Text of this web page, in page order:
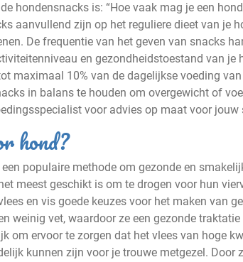
hondensnacks is: “Hoe vaak mag je een
aanvullend zijn op het reguliere dieet van je
De frequentie van het geven van snacks
en gezondheidstoestand van je
maximaal 10% van de dagelijkse voeding
in balans te houden om overgewicht of
voor advies op maat voor jouw
hond?
populaire methode om gezonde en
meest geschikt is om te drogen voor hun
en vis goede keuzes voor het maken van
weinig vet, waardoor ze een gezonde
om ervoor te zorgen dat het vlees van hoge
kunnen zijn voor je trouwe metgezel. Door